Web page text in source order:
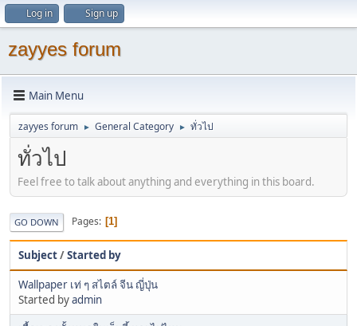
Log in Sign up
zayyes forum
Main Menu
zayyes forum ► General Category ► ทั่วไป
ทั่วไป
Feel free to talk about anything and everything in this board.
GO DOWN Pages 1
Subject/Started by
Wallpaper เท่ ๆ สไตล์ จีน ญี่ปุ่น
Started byadmin